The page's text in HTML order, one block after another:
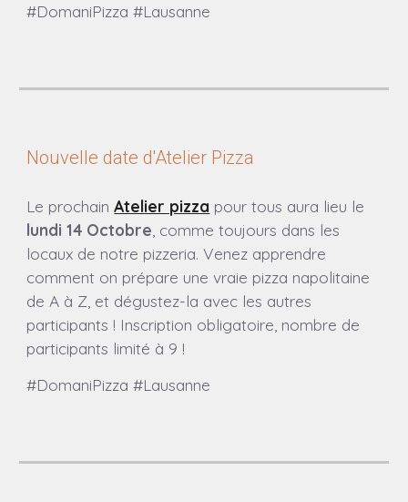
#DomaniPizza #Lausanne
Nouvelle date d'Atelier Pizza
Le prochainAtelier pizza pour tous aura lieu le
lundi 14 Octobre , comme toujours dans les
locaux de notre pizzeria. Venez apprendre
comment on prépare une vraie pizza napolitaine
de A à Z, et dégustez-la avec les autres
participants ! Inscription obligatoire, nombre de
participants limité à 9 !
#DomaniPizza #Lausanne